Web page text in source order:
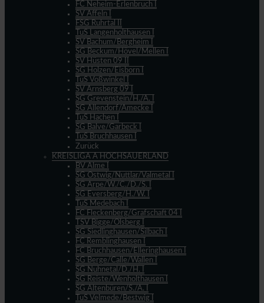
FC Neheim-Erlenbruch I
SV Affeln I
FSG Ruhrtal II
TuS Langenholthausen I
SV Bachum/Bergheim I
SG Beckum/Hövel/Mellen I
SV Hüsten 09 II
SG Holzen/Eisborn I
TuS Voßwinkel I
SV Arnsberg 09 I
SG Grevenstein/H./A. I
SG Allendorf/Amecke I
TuS Hachen I
SG Balve/Garbeck I
TuS Bruchhausen I
Zurück
KREISLIGA A HOCHSAUERLAND
BV Alme I
SG Ostwig/Nuttlar/Valmetal I
SG Arpe/W./C./D./S. I
SG Eversberg/H./W. I
TuS Medebach I
FC Fleckenberg/Grafschaft 04 I
TSV Bigge/Olsberg I
SG Siedlinghausen/Silbach I
FC Remblinghausen I
FC Bruchhausen/Elleringhausen I
SG Berge/Calle/Wallen I
SG Nuhnetal/D./H. I
SG Reiste/Wenholthausen I
SG Altenbüren/S./A. I
TuS Velmede/Bestwig I